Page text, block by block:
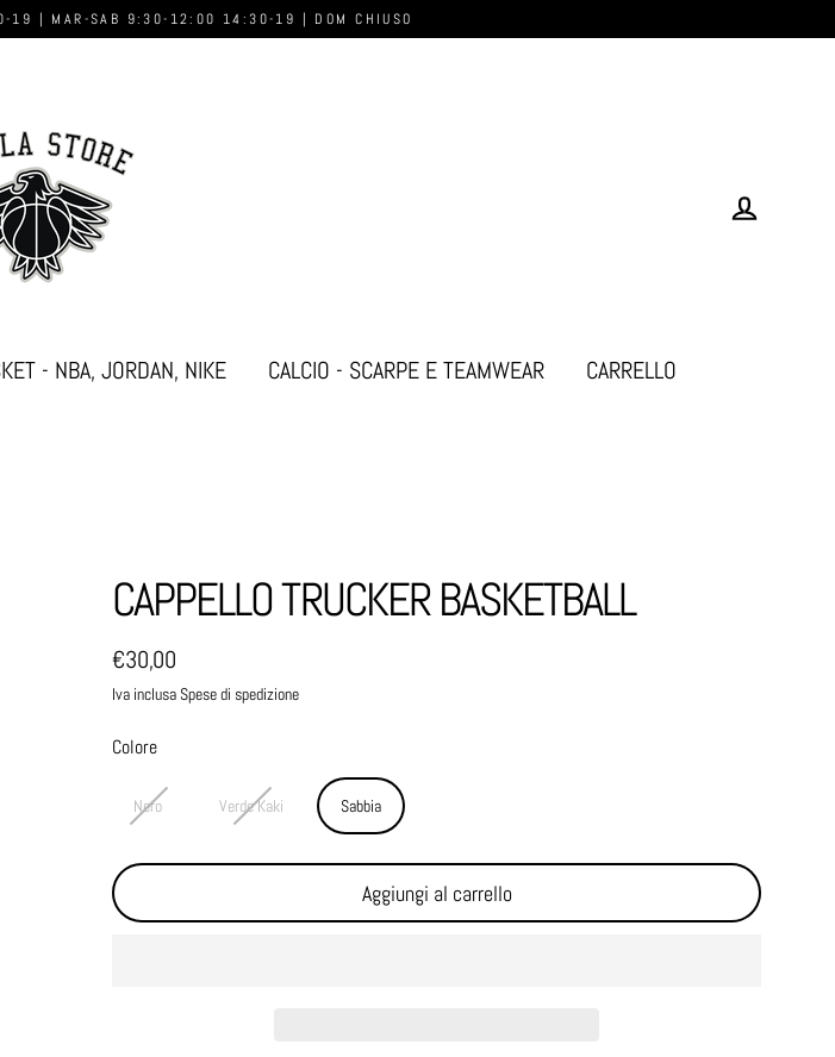
19 | MAR-SAB 9:30-12:00 14:30-19 | DOM CHIUSO
- NBA, JORDAN, NIKE CALCIO - SCARPE E TEAMWEAR CARRELLO
CAPPELLO TRUCKER BASKETBALL
Prezzo normale
€30,00
Iva inclusa Spese di spedizione
Colore
Nero Verde Kaki Sabbia
Aggiungi al carrello